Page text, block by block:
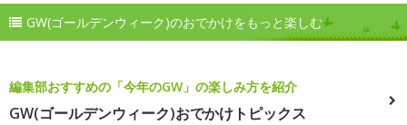
GW(ゴールデンウィーク)のおでかけをもっと楽しむ
編集部おすすめの「今年のGW」の楽しみ方を紹介
GW(ゴールデンウィーク)おでかけトピックス